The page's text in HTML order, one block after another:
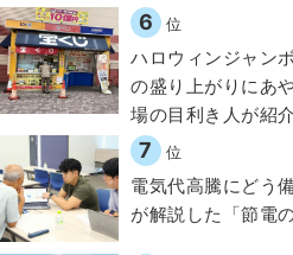
6 位
ハロウィンジャン
の盛り上がりにあ
場の目利き人が紹
7 位
電気代高騰にどう
が解説した「節電